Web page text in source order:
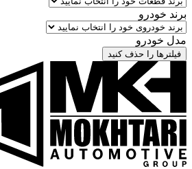
برند خودرو
مدل خودرو
فیلترها را حذف کنید